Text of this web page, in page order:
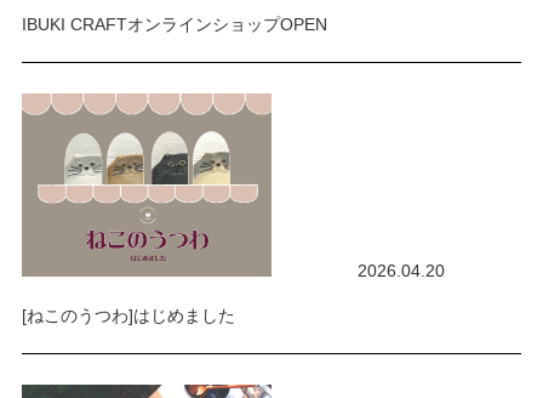
IBUKI CRAFTオンラインショップOPEN
2026.04.20
[ねこのうつわ]はじめました